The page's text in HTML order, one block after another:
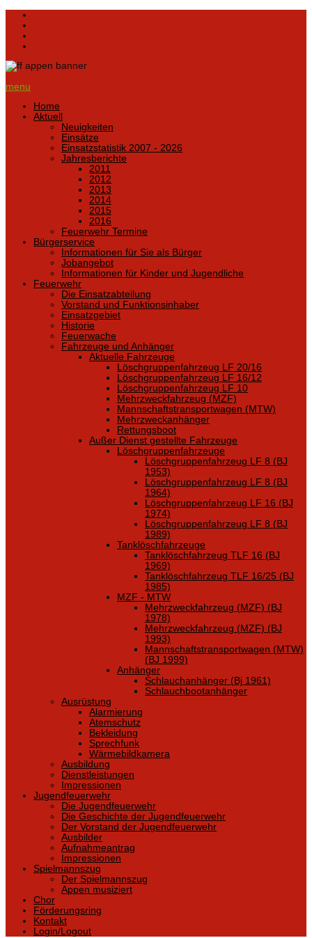
menu
Home
Aktuell
Neuigkeiten
Einsätze
Einsatzstatistik 2007 - 2026
Jahresberichte
2011
2012
2013
2014
2015
2016
Feuerwehr Termine
Bürgerservice
Informationen für Sie als Bürger
Jobangebot
Informationen für Kinder und Jugendliche
Feuerwehr
Die Einsatzabteilung
Vorstand und Funktionsinhaber
Einsatzgebiet
Historie
Feuerwache
Fahrzeuge und Anhänger
Aktuelle Fahrzeuge
Löschgruppenfahrzeug LF 20/16
Löschgruppenfahrzeug LF 16/12
Löschgruppenfahrzeug LF 10
Mehrzweckfahrzeug (MZF)
Mannschaftstransportwagen (MTW)
Mehrzweckanhänger
Rettungsboot
Außer Dienst gestellte Fahrzeuge
Löschgruppenfahrzeuge
Löschgruppenfahrzeug LF 8 (BJ
1953)
Löschgruppenfahrzeug LF 8 (BJ
1964)
Löschgruppenfahrzeug LF 16 (BJ
1974)
Löschgruppenfahrzeug LF 8 (BJ
1989)
Tanklöschfahrzeuge
Tanklöschfahrzeug TLF 16 (BJ
1969)
Tanklöschfahrzeug TLF 16/25 (BJ
1985)
MZF - MTW
Mehrzweckfahrzeug (MZF) (BJ
1978)
Mehrzweckfahrzeug (MZF) (BJ
1993)
Mannschaftstransportwagen (MTW)
(BJ 1999)
Anhänger
Schlauchanhänger (Bj 1961)
Schlauchbootanhänger
Ausrüstung
Alarmierung
Atemschutz
Bekleidung
Sprechfunk
Wärmebildkamera
Ausbildung
Dienstleistungen
Impressionen
Jugendfeuerwehr
Die Jugendfeuerwehr
Die Geschichte der Jugendfeuerwehr
Der Vorstand der Jugendfeuerwehr
Ausbilder
Aufnahmeantrag
Impressionen
Spielmannszug
Der Spielmannszug
Appen musiziert
Chor
Förderungsring
Kontakt
Login/Logout